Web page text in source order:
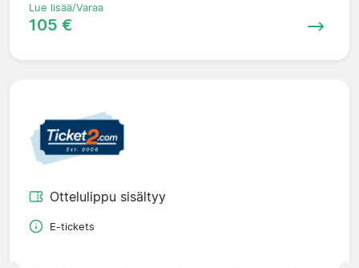
Lue lisää/Varaa
105 €
Ottelulippu sisältyy
E-tickets